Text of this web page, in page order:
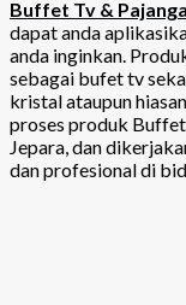
Buffet Tv &
dapat anda
anda inginkan.
sebagai bufet tv
kristal ataupun
proses produk
Jepara, dan
dan profesional di